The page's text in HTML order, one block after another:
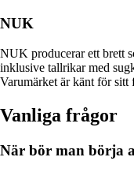
NUK
NUK producerar ett brett
inklusive tallrikar med
Varumärket är känt för sitt
Vanliga frågor
När bör man börja